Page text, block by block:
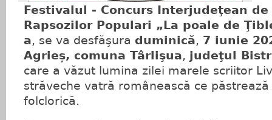
Festivalul - Concurs Interjudeţean
Rapsozilor Populari „La poale de
a, se va desfăşura duminică, 7 iunie
Agrieș, comuna Târlişua, judeţul
care a văzut lumina zilei marele scriitor
străveche vatră românească ce
folclorică.